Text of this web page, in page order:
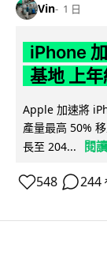
Vin 1 日
iPhone
基地 上
Apple 加速將
產量最高 50%
長至 204...
閱
548 244